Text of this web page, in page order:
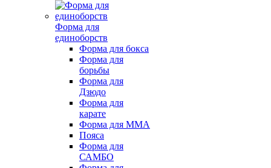
Форма для
единоборств
Форма для бокса
Форма для
борьбы
Форма для
Дзюдо
Форма для
карате
Форма для MMA
Пояса
Форма для
САМБО